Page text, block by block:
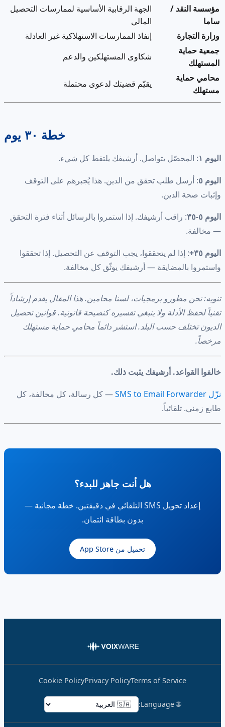
مؤسسة النقد /
ساما
الجهة الرقابية الأساسية لممارسات التحصيل
المالي
وزارة التجارة
إنفاذ الممارسات الاستهلاكية غير العادلة
جمعية حماية
المستهلك
شكاوى المستهلكين والدعم
محامي حماية
مستهلك
يقيّم قضيتك لدعوى محتملة
خطة ٣٠ يوم
اليوم ١
: المحصّل يتواصل. أرشيفك يلتقط كل شيء.
اليوم ٥
: أرسل طلب تحقق من الدين. هذا يُجبرهم على التوقف
وإثبات صحة الدين.
اليوم ٥-٣٥
: راقب أرشيفك. إذا استمروا بالرسائل أثناء فترة التحقق
— مخالفة.
اليوم ٣٥+
: إذا لم يتحققوا، يجب التوقف عن التحصيل. إذا تحققوا
واستمروا بالمضايقة — أرشيفك يوثّق كل مخالفة.
تنويه: نحن مطورو برمجيات، لسنا محامين. هذا المقال يقدم إرشاداً
تقنياً لحفظ الأدلة ولا ينبغي تفسيره كنصيحة قانونية. قوانين تحصيل
الديون تختلف حسب البلد. استشر دائماً محامي حماية مستهلك
مرخصاً.
خالفوا القواعد. أرشيفك يثبت ذلك.
نزّل SMS to Email Forwarder
— كل رسالة، كل مخالفة، كل
طابع زمني. تلقائياً.
هل أنت جاهز للبدء؟
إعداد تحويل SMS التلقائي في دقيقتين. خطة مجانية —
بدون بطاقة ائتمان.
تحميل من App Store
Terms of Service
Privacy Policy
Cookie Policy
🌐 Language: